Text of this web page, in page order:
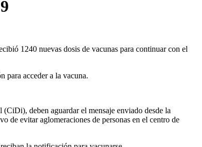
1240 nuevas dosis de vacunas para continuar con el
para acceder a la vacuna.
deben aguardar el mensaje enviado desde la
de evitar aglomeraciones de personas en el centro de